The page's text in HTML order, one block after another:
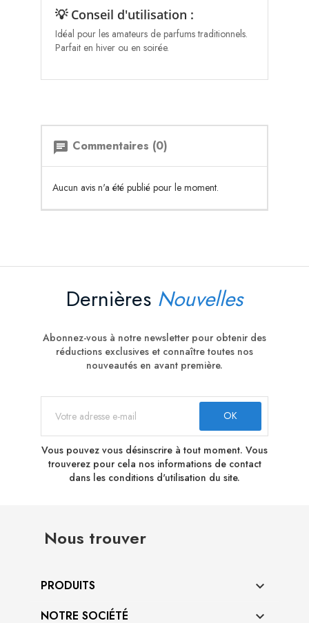
💡 Conseil d'utilisation :
Idéal pour les amateurs de parfums traditionnels.
Parfait en hiver ou en soirée.
chat Commentaires (0)
Aucun avis n'a été publié pour le moment.
Dernières Nouvelles
Abonnez-vous à notre newsletter pour obtenir des
réductions exclusives et connaître toutes nos
nouveautés en avant première.
Vous pouvez vous désinscrire à tout moment. Vous
trouverez pour cela nos informations de contact
dans les conditions d'utilisation du site.
Nous trouver
PRODUITS 
NOTRE SOCIÉTÉ 